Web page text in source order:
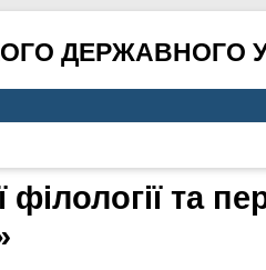
ДЕРЖАВНОГО
та